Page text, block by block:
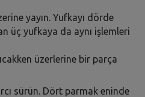
yayın. Yufkayı dörde
üç yufkaya da aynı işlemleri
üzerlerine bir parça
sürün. Dört parmak eninde